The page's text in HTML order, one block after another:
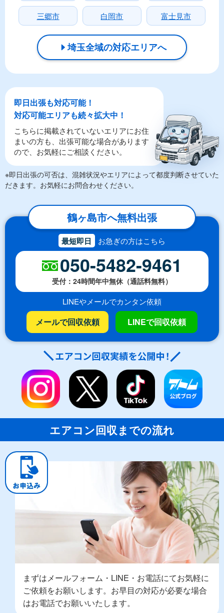
三郷市 白岡市 富士見市
埼玉全域の対応エリアへ
即日出張も対応可能！
対応可能エリアも続々拡大中！
こちらに掲載されていないエリアにお住
まいの方も、出張可能な場合があります
ので、お気軽にご相談ください。
※即日出張の可否は、混雑状況やエリアによって都度判断させていた
だきます。お気軽にお問合わせください。
鶴ヶ島市へ無料出張
最短即日 お急ぎの方はこちら
050-5482-9461
受付：24時間年中無休（通話料無料）
LINEやメールでカンタン依頼
メールで回収依頼 LINEで回収依頼
エアコン回収までの流れ
まずはメールフォーム・LINE・お電話にてお気軽に
ご依頼をお願いします。お早目の対応が必要な場合
はお電話でお願いいたします。